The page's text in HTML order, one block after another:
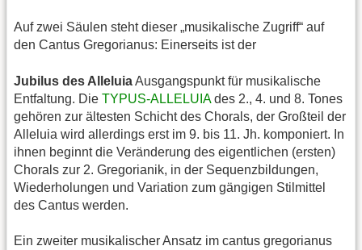
Auf zwei Säulen steht dieser „musikalische Zugriff“ auf
den Cantus Gregorianus: Einerseits ist der
Jubilus des AlleluiaAusgangspunkt für musikalische
Entfaltung. Die TYPUS-ALLELUIAdes 2., 4. und 8. Tones
gehören zur ältesten Schicht des Chorals, der Großteil der
Alleluia wird allerdings erst im 9. bis 11. Jh. komponiert. In
ihnen beginnt die Veränderung des eigentlichen (ersten)
Chorals zur 2. Gregorianik, in der Sequenzbildungen,
Wiederholungen und Variation zum gängigen Stilmittel
des Cantus werden.
Ein zweiter musikalischer Ansatz im cantus gregorianus